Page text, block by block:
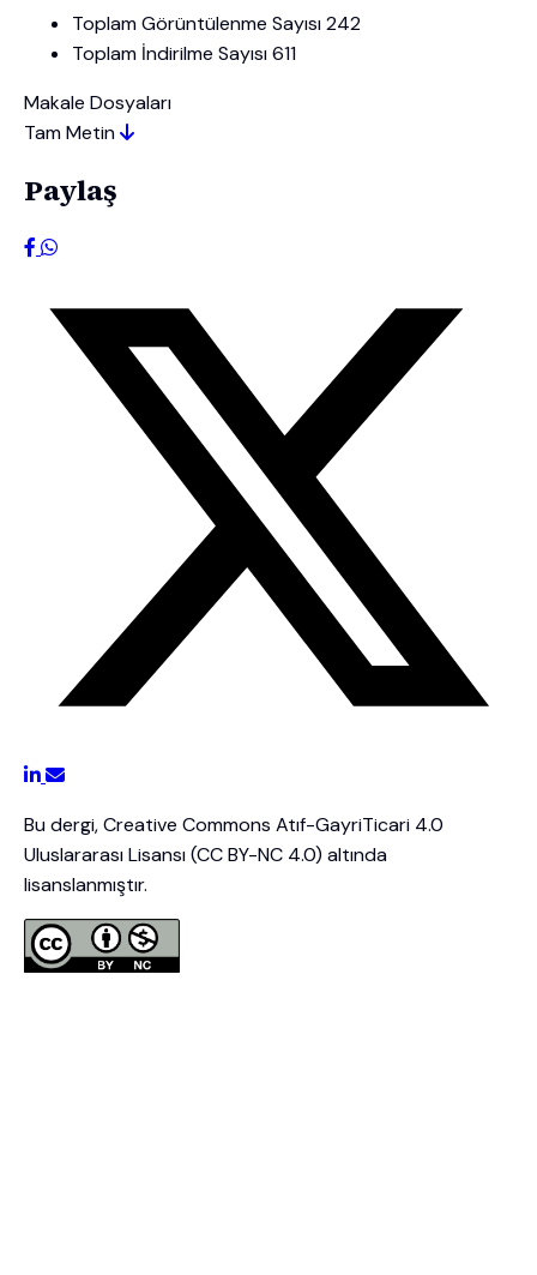
Toplam Görüntülenme Sayısı242
Toplam İndirilme Sayısı611
Makale Dosyaları
Tam Metin
Paylaş
Bu dergi, Creative Commons Atıf-GayriTicari 4.0
Uluslararası Lisansı (CC BY-NC 4.0) altında
lisanslanmıştır.